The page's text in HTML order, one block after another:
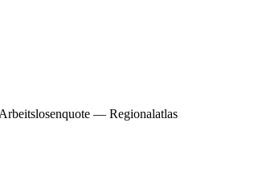
— Regionalatlas